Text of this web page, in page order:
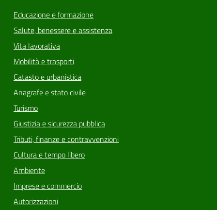
Educazione e formazione
Salute, benessere e assistenza
Vita lavorativa
Mobilità e trasporti
Catasto e urbanistica
Anagrafe e stato civile
Turismo
Giustizia e sicurezza pubblica
Tributi, finanze e contravvenzioni
Cultura e tempo libero
Ambiente
Imprese e commercio
Autorizzazioni